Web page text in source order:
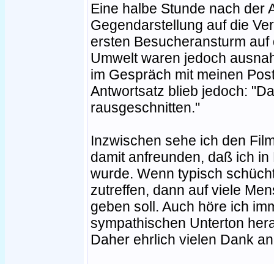
Eine halbe Stunde nach der
Gegendarstellung auf die
ersten Besucheransturm
Umwelt waren jedoch
im Gespräch mit meinen
Antwortsatz blieb jedoch:
rausgeschnitten."
Inzwischen sehe ich den
damit anfreunden, daß ich
wurde. Wenn typisch
zutreffen, dann auf viele
geben soll. Auch höre ich
sympathischen Unterton
Daher ehrlich vielen Dank